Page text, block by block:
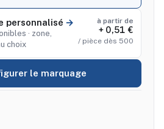
personnalisé
· zone,
choix
à partir de
+ 0,51 €
/ pièce dès 500
le marquage